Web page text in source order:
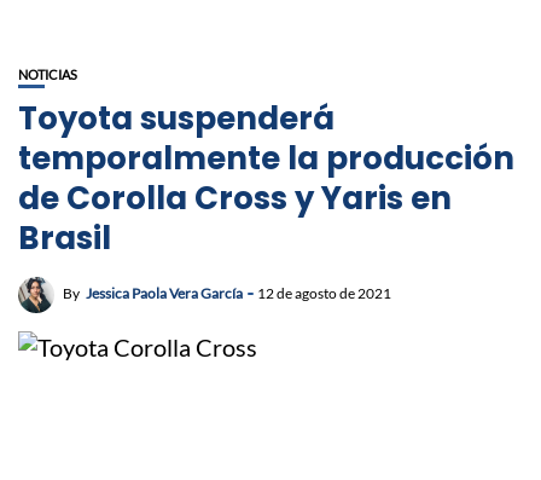
NOTICIAS
Toyota suspenderá
temporalmente la producción
de Corolla Cross y Yaris en
Brasil
By Jessica Paola Vera García 12 de agosto de 2021